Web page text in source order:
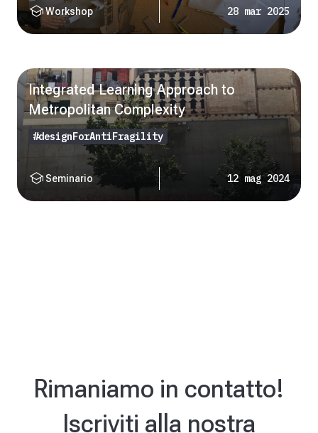
schoolWorkshop 28 mar 2025
Integrated Learning Approach to
Metropolitan Complexity
#designForAntiFragility
school Seminario 12 mag 2024
Rimaniamo in contatto!
Iscriviti alla nostra